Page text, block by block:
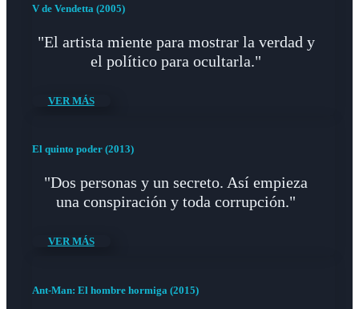
V de Vendetta (2005)
"El artista miente para mostrar la verdad y
el político para ocultarla."
VER MÁS
El quinto poder (2013)
"Dos personas y un secreto. Así empieza
una conspiración y toda corrupción."
VER MÁS
Ant-Man: El hombre hormiga (2015)